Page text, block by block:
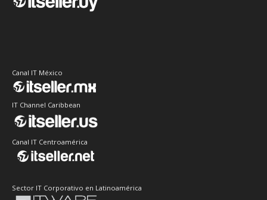
Canal IT México
IT Channel Caribbean
Canal IT Centroamérica
Sector IT Corporativo en Latinoamérica